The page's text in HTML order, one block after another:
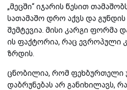
„მეცში“ იჯარის წესით
სათამაშო დრო აქვს და
შემტევია. მისი კარგი ფორმა
ის ფაქტორია, რაც ევროპული
ზრდის.
ცნობილია, რომ ფეხბურთელი
დაბრუნებას არ განიხილავს,